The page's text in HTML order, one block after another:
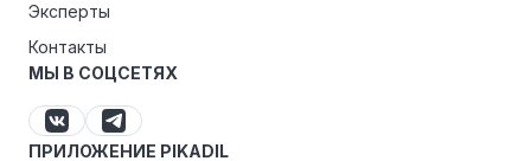
Эксперты
Контакты
МЫ В СОЦСЕТЯХ
ПРИЛОЖЕНИЕ PIKADIL